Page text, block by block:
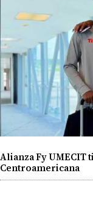
Alianza Fy UMECIT
Centroamericana